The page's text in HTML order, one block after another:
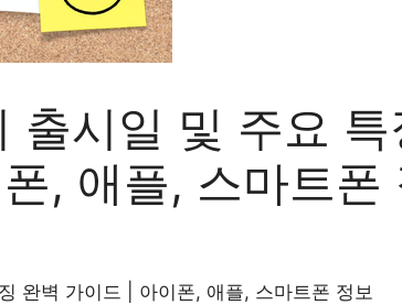
출시일 및 주요 특
, 애플, 스마트폰
완벽 가이드 | 아이폰, 애플, 스마트폰 정보